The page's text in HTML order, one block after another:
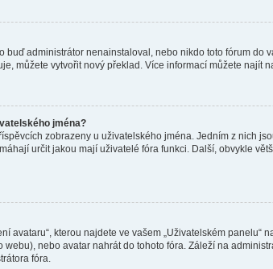
buď administrátor nenainstaloval, nebo nikdo toto fórum
můžete vytvořit nový překlad. Více informací můžete najít
jména?
zobrazeny u uživatelského jména. Jedním z nich
určit jakou mají uživatelé fóra funkci. Další, obvykle
avataru“, kterou najdete ve vašem „Uživatelském
nebo avatar nahrát do tohoto fóra. Záleží na
fóra.